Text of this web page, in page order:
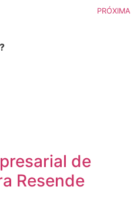
PRÓXIMA
de
Resende